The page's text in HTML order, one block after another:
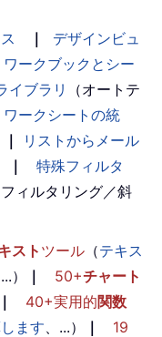
｜
デザインビュ
ワークブックとシー
イブラリ
（オートテ
ワークシートの統
｜
リストからメール
｜
特殊フィルタ
ィルタリング／斜
スト ツール （テキス
...） ｜ 50+チャート
｜ 40+実用的関数
ます 、...） ｜
19